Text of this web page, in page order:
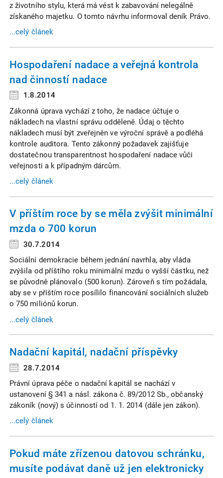
z životního stylu, která má vést k zabavování nelegálně
získaného majetku. O tomto návrhu informoval deník Právo.
...celý článek
Hospodaření nadace a veřejná kontrola
nad činností nadace
1.8.2014
Zákonná úprava vychází z toho, že nadace účtuje o
nákladech na vlastní správu odděleně. Údaj o těchto
nákladech musí být zveřejněn ve výroční správě a podléhá
kontrole auditora. Tento zákonný požadavek zajišťuje
dostatečnou transparentnost hospodaření nadace vůči
veřejnosti a k případným dárcům.
...celý článek
V příštím roce by se měla zvýšit minimální
mzda o 700 korun
30.7.2014
Sociální demokracie během jednání navrhla, aby vláda
zvýšila od příštího roku minimální mzdu o vyšší částku, než
se původně plánovalo (500 korun). Zároveň s tím požádala,
aby se v příštím roce posílilo financování sociálních služeb
o 750 miliónů korun.
...celý článek
Nadační kapitál, nadační příspěvky
28.7.2014
Právní úprava péče o nadační kapitál se nachází v
ustanovení § 341 a násl. zákona č. 89/2012 Sb., občanský
zákoník (nový) s účinností od 1. 1. 2014 (dále jen zákon).
...celý článek
Pokud máte zřízenou datovou schránku,
musíte podávat daně už jen elektronicky